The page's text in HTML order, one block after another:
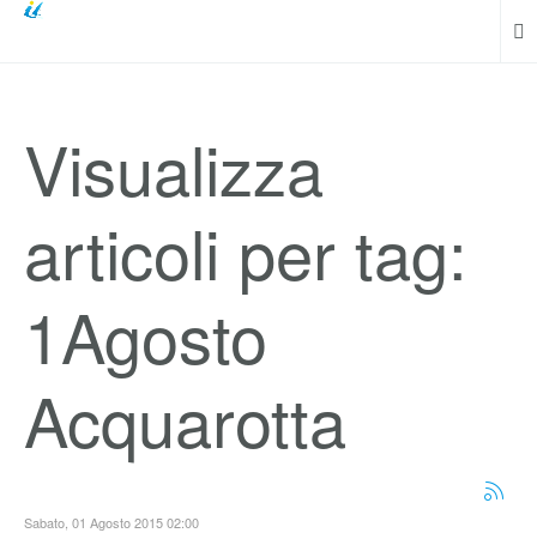
Visualizza
articoli per tag:
1Agosto
Acquarotta
Sabato, 01 Agosto 2015 02:00